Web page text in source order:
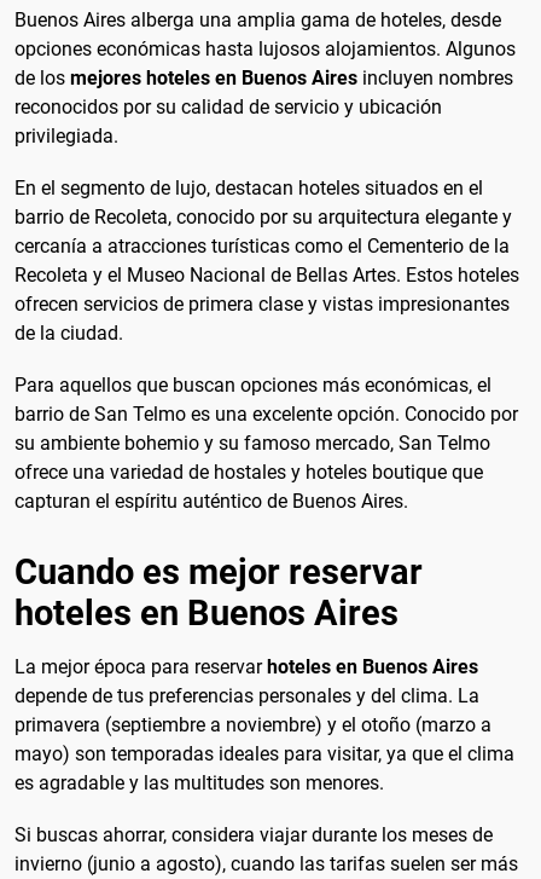
Buenos Aires alberga una amplia gama de hoteles, desde
opciones económicas hasta lujosos alojamientos. Algunos
de los mejores hoteles en Buenos Aires incluyen nombres
reconocidos por su calidad de servicio y ubicación
privilegiada.
En el segmento de lujo, destacan hoteles situados en el
barrio de Recoleta, conocido por su arquitectura elegante y
cercanía a atracciones turísticas como el Cementerio de la
Recoleta y el Museo Nacional de Bellas Artes. Estos hoteles
ofrecen servicios de primera clase y vistas impresionantes
de la ciudad.
Para aquellos que buscan opciones más económicas, el
barrio de San Telmo es una excelente opción. Conocido por
su ambiente bohemio y su famoso mercado, San Telmo
ofrece una variedad de hostales y hoteles boutique que
capturan el espíritu auténtico de Buenos Aires.
Cuando es mejor reservar
hoteles en Buenos Aires
La mejor época para reservarhoteles en Buenos Aires
depende de tus preferencias personales y del clima. La
primavera (septiembre a noviembre) y el otoño (marzo a
mayo) son temporadas ideales para visitar, ya que el clima
es agradable y las multitudes son menores.
Si buscas ahorrar, considera viajar durante los meses de
invierno (junio a agosto), cuando las tarifas suelen ser más